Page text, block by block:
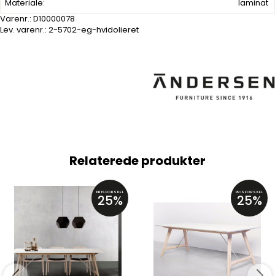
Materiale:
laminat
Varenr.: D10000078
Lev. varenr.: 2-5702-eg-hvidolieret
Relaterede produkter
PRISFORSKEL
25% PRISFORSKEL
25%